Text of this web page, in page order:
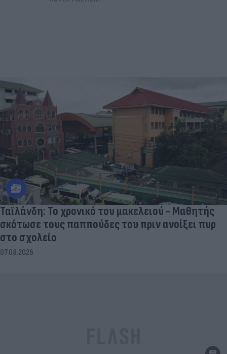
Ταϊλάνδη: Το χρονικό του μακελειού - Μαθητής
σκότωσε τους παππούδες του πριν ανοίξει πυρ
στο σχολείο
07.08.2026